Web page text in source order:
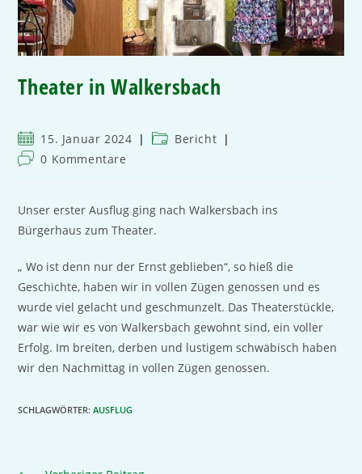
Theater in Walkersbach
15. Januar 2024
Bericht
0 Kommentare
Unser erster Ausflug ging nach Walkersbach ins
Bürgerhaus zum Theater.
„ Wo ist denn nur der Ernst geblieben“, so hieß die
Geschichte, haben wir in vollen Zügen genossen und es
wurde viel gelacht und geschmunzelt. Das Theaterstückle,
war wie wir es von Walkersbach gewohnt sind, ein voller
Erfolg. Im breiten, derben und lustigem schwäbisch haben
wir den Nachmittag in vollen Zügen genossen.
SCHLAGWÖRTER:AUSFLUG